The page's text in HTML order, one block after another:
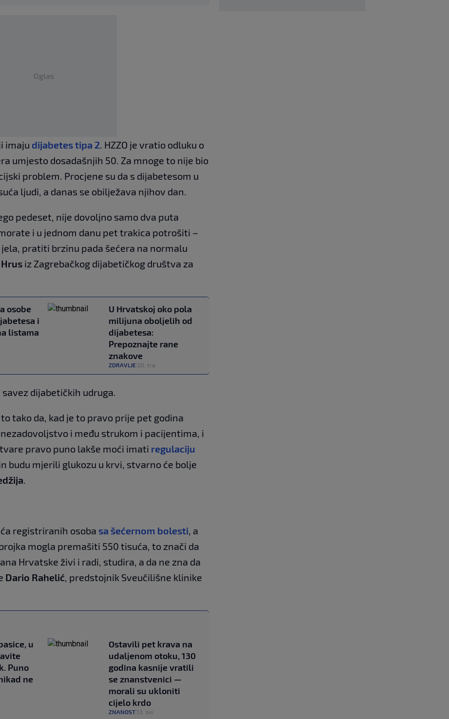
Oglas
imaju dijabetes tipa 2 . HZZO je vratio odluku o
umjesto dosadašnjih 50. Za mnoge to nije bio
problem. Procjene su da s dijabetesom u
ljudi, a danas se obilježava njihov dan.
pedeset, nije dovoljno samo dva puta
i u jednom danu pet trakica potrošiti –
pratiti brzinu pada šećera na normalu
iz Zagrebačkog dijabetičkog društva za
osobe
i
listama
U Hrvatskoj oko pola
milijuna oboljelih od
dijabetesa:
Prepoznajte rane
znakove
ZDRAVLJE 20. tra.
dijabetičkih udruga.
tako da, kad je to pravo prije pet godina
i među strukom i pacijentima, i
pravo puno lakše moći imati regulaciju
budu mjerili glukozu u krvi, stvarno će bolje
registriranih osoba sa šećernom bolesti , a
mogla premašiti 550 tisuća, to znači da
Hrvatske živi i radi, studira, a da ne zna da
Dario Rahelić , predstojnik Sveučilišne klinike
u
Puno
ne
Ostavili pet krava na
udaljenom otoku, 130
godina kasnije vratili
se znanstvenici —
morali su ukloniti
cijelo krdo
ZNANOST 13. svi.